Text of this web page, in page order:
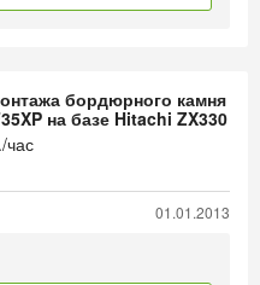
бордюрного камня
на базе Hitachi ZX330
час
01.01.2013